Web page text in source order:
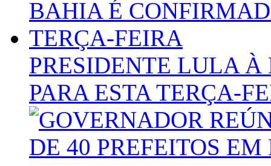
PRESIDENTE LULA
PARA ESTA TERÇA-